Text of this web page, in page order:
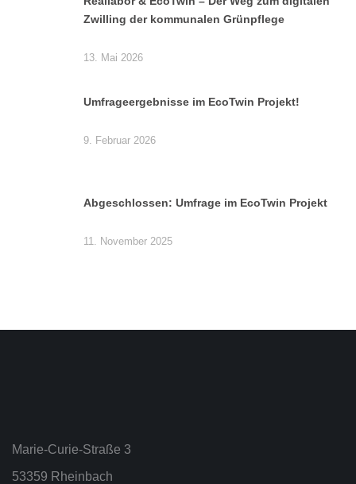
Zwilling der kommunalen Grünpflege
13. Mai 2026
Umfrageergebnisse im EcoTwin Projekt!
9. Februar 2026
Abgeschlossen: Umfrage im EcoTwin Projekt
11. November 2025
Marie-Curie-Straße 3
53359 Rheinbach